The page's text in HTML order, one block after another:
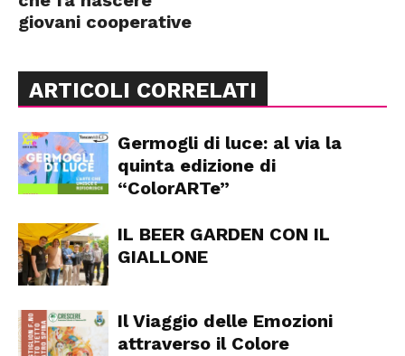
giovani cooperative
ARTICOLI CORRELATI
Germogli di luce: al via la
quinta edizione di
“ColorARTe”
IL BEER GARDEN CON IL
GIALLONE
Il Viaggio delle Emozioni
attraverso il Colore